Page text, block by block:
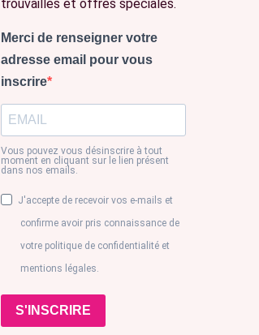
trouvailles et offres spéciales.
Merci de renseigner votre
adresse email pour vous
inscrire
Vous pouvez vous désinscrire à tout
moment en cliquant sur le lien présent
dans nos emails.
J'accepte de recevoir vos e-mails et
confirme avoir pris connaissance de
votre politique de confidentialité et
mentions légales.
S'INSCRIRE